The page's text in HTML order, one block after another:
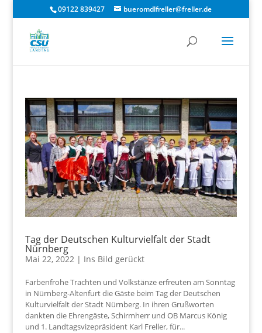
09122 839427 bueromdlfreller@freller.de
Tag der Deutschen Kulturvielfalt der Stadt
Nürnberg
Mai 22, 2022| Ins Bild gerückt
Farbenfrohe Trachten und Volkstänze erfreuten am Sonntag
in Nürnberg-Altenfurt die Gäste beim Tag der Deutschen
Kulturvielfalt der Stadt Nürnberg. In ihren Grußworten
dankten die Ehrengäste, Schirmherr und OB Marcus König
und 1. Landtagsvizepräsident Karl Freller, für...